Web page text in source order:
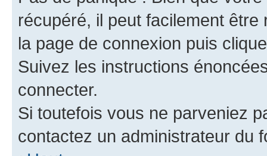
récupéré, il peut facilement
la page de connexion puis
Suivez les instructions
connecter.
Si toutefois vous ne parveniez
contactez un administrateur du